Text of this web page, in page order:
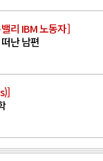
리 IBM 노동자]
난 남편